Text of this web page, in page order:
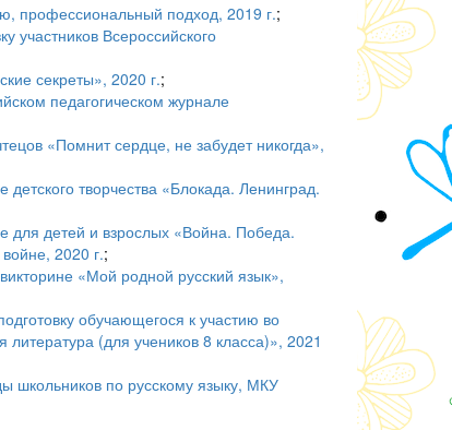
профессиональный подход, 2019 г.;
участников Всероссийского
секреты», 2020 г.;
педагогическом журнале
«Помнит сердце, не забудет никогда»,
творчества «Блокада. Ленинград.
для детей и взрослых «Война. Победа.
2020 г.;
«Мой родной русский язык»,
обучающегося к участию во
(для учеников 8 класса)», 2021
школьников по русскому языку, МКУ